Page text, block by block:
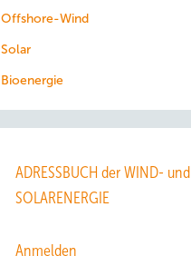
Offshore-Wind
Solar
Bioenergie
ADRESSBUCH der WIND- und
SOLARENERGIE
Anmelden